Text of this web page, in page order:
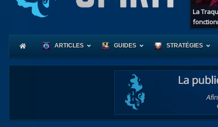
La
ARTICLES GUIDES
Coeur
STRATÉGIES